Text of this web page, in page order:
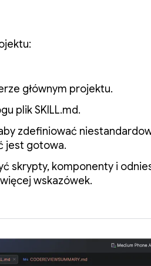
głównym projektu.
plik SKILL.md.
zdefiniować
jest gotowa.
skrypty, komponenty i
wskazówek.